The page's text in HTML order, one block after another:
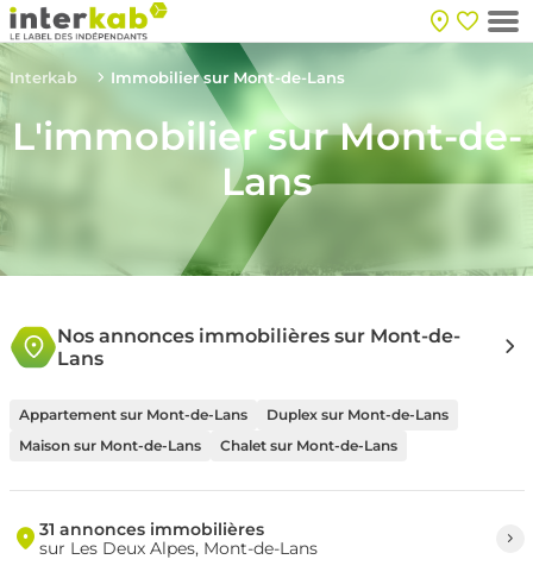
Interkab Immobilier sur Mont-de-Lans
L'immobilier sur Mont-de-
Lans
Nos annonces immobilières sur Mont-de-
Lans
Appartement sur Mont-de-Lans
Duplex sur Mont-de-Lans
Maison sur Mont-de-Lans
Chalet sur Mont-de-Lans
31 annonces immobilières
sur Les Deux Alpes, Mont-de-Lans